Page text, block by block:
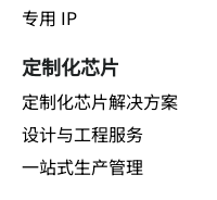
专用 IP
定制化芯片
定制化芯片解决方案
设计与工程服务
一站式生产管理